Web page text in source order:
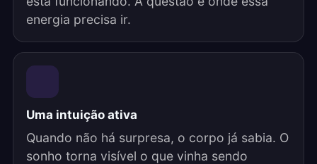
energia precisa ir.
Uma intuição ativa
Quando não há surpresa, o corpo já sabia. O
sonho torna visível o que vinha sendo